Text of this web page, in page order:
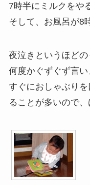
7時半にミルクをや
そして、お風呂が8
夜泣きというほど
何度かぐずぐず言い
すぐにおしゃぶり
ることが多いので、